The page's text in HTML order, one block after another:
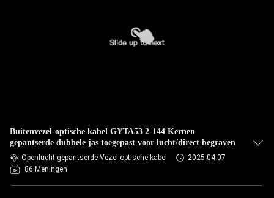
Buitenvezel-optische kabel GYTA53 2-144 Kernen
gepantserde dubbele jas toegepast voor lucht/direct begraven
Openlucht gepantserde Vezel optische kabel
2025-04-07
86 Meningen